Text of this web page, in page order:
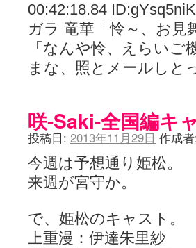
00:42:18.84
ガラ 竜華「怜～、お見
「なんや怜、えらい
まな、照とメールしと
咲-Saki-全国編キ
投稿日: 2013年11月29日 作成
今週は予想通り姫松。
来週が宮守か。
で、姫松のキャスト。
上重漫：伊達朱里紗